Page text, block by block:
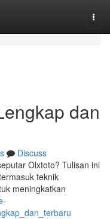
dan
Discuss
Olxtoto? Tulisan ini
teknik
meningkatkan